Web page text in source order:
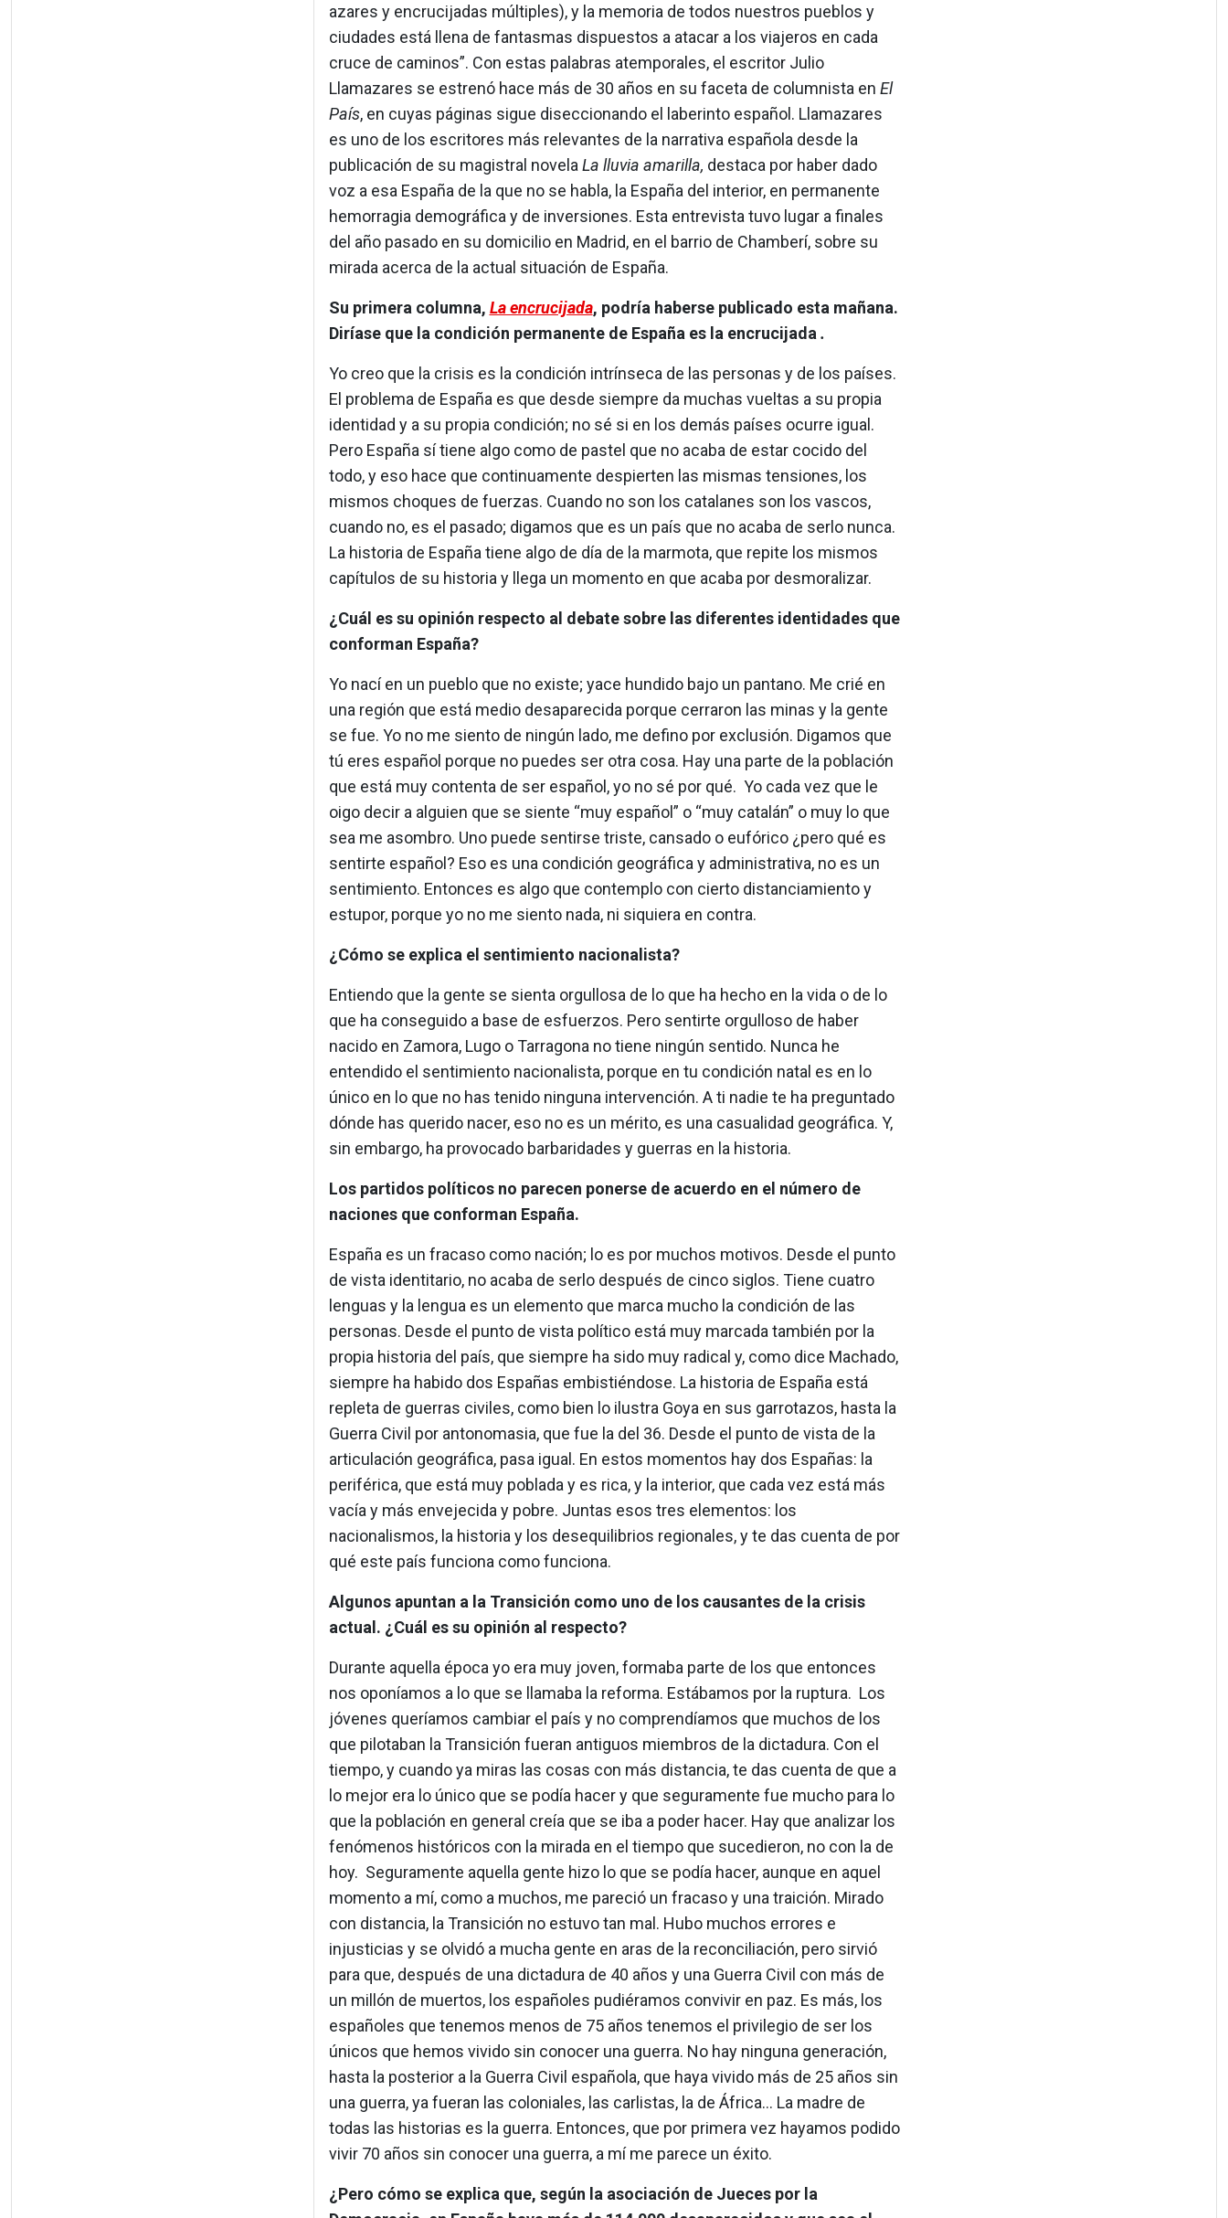
azares y encrucijadas múltiples), y la memoria de todos nuestros pueblos y
ciudades está llena de fantasmas dispuestos a atacar a los viajeros en cada
cruce de caminos”. Con estas palabras atemporales, el escritor Julio
Llamazares se estrenó hace más de 30 años en su faceta de columnista en El
País, en cuyas páginas sigue diseccionando el laberinto español. Llamazares
es uno de los escritores más relevantes de la narrativa española desde la
publicación de su magistral novela La lluvia amarilla, destaca por haber dado
voz a esa España de la que no se habla, la España del interior, en permanente
hemorragia demográfica y de inversiones. Esta entrevista tuvo lugar a finales
del año pasado en su domicilio en Madrid, en el barrio de Chamberí, sobre su
mirada acerca de la actual situación de España.
Su primera columna, La encrucijada, podría haberse publicado esta mañana.
Diríase que la condición permanente de España es la encrucijada .
Yo creo que la crisis es la condición intrínseca de las personas y de los países.
El problema de España es que desde siempre da muchas vueltas a su propia
identidad y a su propia condición; no sé si en los demás países ocurre igual.
Pero España sí tiene algo como de pastel que no acaba de estar cocido del
todo, y eso hace que continuamente despierten las mismas tensiones, los
mismos choques de fuerzas. Cuando no son los catalanes son los vascos,
cuando no, es el pasado; digamos que es un país que no acaba de serlo nunca.
La historia de España tiene algo de día de la marmota, que repite los mismos
capítulos de su historia y llega un momento en que acaba por desmoralizar.
¿Cuál es su opinión respecto al debate sobre las diferentes identidades que
conforman España?
Yo nací en un pueblo que no existe; yace hundido bajo un pantano. Me crié en
una región que está medio desaparecida porque cerraron las minas y la gente
se fue. Yo no me siento de ningún lado, me defino por exclusión. Digamos que
tú eres español porque no puedes ser otra cosa. Hay una parte de la población
que está muy contenta de ser español, yo no sé por qué. Yo cada vez que le
oigo decir a alguien que se siente “muy español” o “muy catalán” o muy lo que
sea me asombro. Uno puede sentirse triste, cansado o eufórico ¿pero qué es
sentirte español? Eso es una condición geográfica y administrativa, no es un
sentimiento. Entonces es algo que contemplo con cierto distanciamiento y
estupor, porque yo no me siento nada, ni siquiera en contra.
¿Cómo se explica el sentimiento nacionalista?
Entiendo que la gente se sienta orgullosa de lo que ha hecho en la vida o de lo
que ha conseguido a base de esfuerzos. Pero sentirte orgulloso de haber
nacido en Zamora, Lugo o Tarragona no tiene ningún sentido. Nunca he
entendido el sentimiento nacionalista, porque en tu condición natal es en lo
único en lo que no has tenido ninguna intervención. A ti nadie te ha preguntado
dónde has querido nacer, eso no es un mérito, es una casualidad geográfica. Y,
sin embargo, ha provocado barbaridades y guerras en la historia.
Los partidos políticos no parecen ponerse de acuerdo en el número de
naciones que conforman España.
España es un fracaso como nación; lo es por muchos motivos. Desde el punto
de vista identitario, no acaba de serlo después de cinco siglos. Tiene cuatro
lenguas y la lengua es un elemento que marca mucho la condición de las
personas. Desde el punto de vista político está muy marcada también por la
propia historia del país, que siempre ha sido muy radical y, como dice Machado,
siempre ha habido dos Españas embistiéndose. La historia de España está
repleta de guerras civiles, como bien lo ilustra Goya en sus garrotazos, hasta la
Guerra Civil por antonomasia, que fue la del 36. Desde el punto de vista de la
articulación geográfica, pasa igual. En estos momentos hay dos Españas: la
periférica, que está muy poblada y es rica, y la interior, que cada vez está más
vacía y más envejecida y pobre. Juntas esos tres elementos: los
nacionalismos, la historia y los desequilibrios regionales, y te das cuenta de por
qué este país funciona como funciona.
Algunos apuntan a la Transición como uno de los causantes de la crisis
actual. ¿Cuál es su opinión al respecto?
Durante aquella época yo era muy joven, formaba parte de los que entonces
nos oponíamos a lo que se llamaba la reforma. Estábamos por la ruptura. Los
jóvenes queríamos cambiar el país y no comprendíamos que muchos de los
que pilotaban la Transición fueran antiguos miembros de la dictadura. Con el
tiempo, y cuando ya miras las cosas con más distancia, te das cuenta de que a
lo mejor era lo único que se podía hacer y que seguramente fue mucho para lo
que la población en general creía que se iba a poder hacer. Hay que analizar los
fenómenos históricos con la mirada en el tiempo que sucedieron, no con la de
hoy. Seguramente aquella gente hizo lo que se podía hacer, aunque en aquel
momento a mí, como a muchos, me pareció un fracaso y una traición. Mirado
con distancia, la Transición no estuvo tan mal. Hubo muchos errores e
injusticias y se olvidó a mucha gente en aras de la reconciliación, pero sirvió
para que, después de una dictadura de 40 años y una Guerra Civil con más de
un millón de muertos, los españoles pudiéramos convivir en paz. Es más, los
españoles que tenemos menos de 75 años tenemos el privilegio de ser los
únicos que hemos vivido sin conocer una guerra. No hay ninguna generación,
hasta la posterior a la Guerra Civil española, que haya vivido más de 25 años sin
una guerra, ya fueran las coloniales, las carlistas, la de África... La madre de
todas las historias es la guerra. Entonces, que por primera vez hayamos podido
vivir 70 años sin conocer una guerra, a mí me parece un éxito.
¿Pero cómo se explica que, según la asociación de Jueces por la